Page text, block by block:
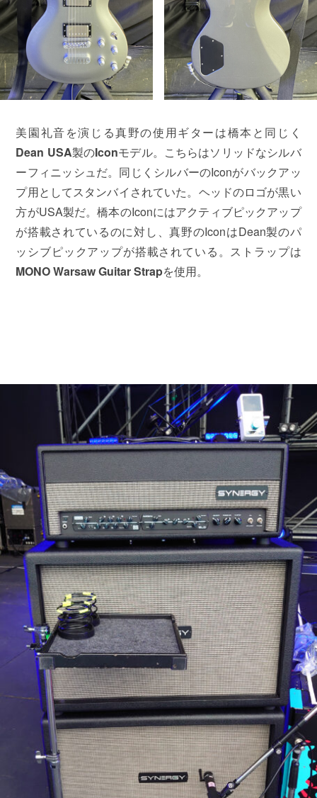
美園礼音を演じる真野の使用ギターは橋本と同じく
Dean USA製のIconモデル。こちらはソリッドなシルバ
ーフィニッシュだ。同じくシルバーのIconがバックアッ
プ用としてスタンバイされていた。ヘッドのロゴが黒い
方がUSA製だ。橋本のIconにはアクティブピックアップ
が搭載されているのに対し、真野のIconはDean製のパ
ッシブピックアップが搭載されている。ストラップは
MONO Warsaw Guitar Strapを使用。